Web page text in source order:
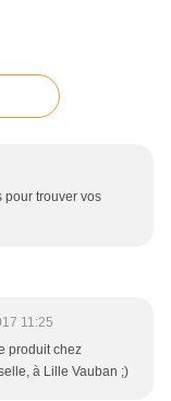
pour trouver vos
11:25
produit chez
à Lille Vauban ;)